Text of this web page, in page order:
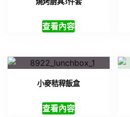
燒烤廚具3件套
查看內容
小麥秸稈飯盒
查看內容